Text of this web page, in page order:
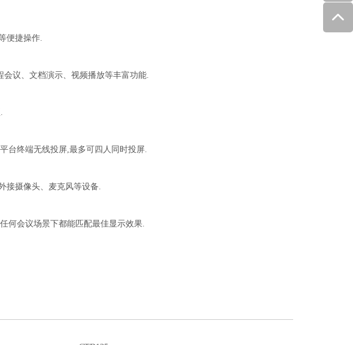
便捷操作.
议、文档演示、视频播放等丰富功能.
台终端无线投屏,最多可四人同时投屏.
接摄像头、麦克风等设备.
何会议场景下都能匹配最佳显示效果.